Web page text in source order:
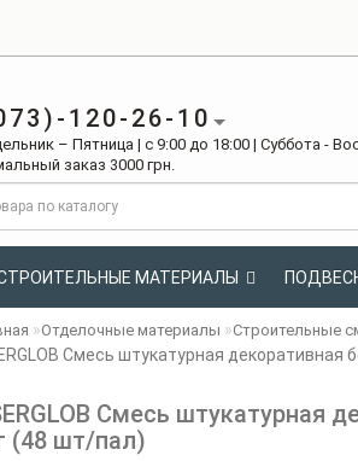
120-26-10
– Пятница | с 9:00 до 18:00 | Суббота -
заказ 3000 грн.
МАТЕРИАЛЫ
Отделочные материалы Строительные
Смесь штукатурная
Смесь штукатурная
(48 шт/пал)